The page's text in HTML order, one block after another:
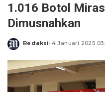
1.016 Botol
Dimusnahkan
Posted
Redaksi 4 Januari 2025